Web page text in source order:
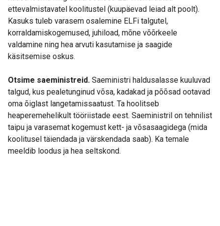
ettevalmistavatel koolitustel (kuupäevad leiad alt poolt).
Kasuks tuleb varasem osalemine ELFi talgutel,
korraldamiskogemused, juhiload, mõne võõrkeele
valdamine ning hea arvuti kasutamise ja saagide
käsitsemise oskus.
Otsime saeministreid. Saeministri haldusalasse kuuluvad
talgud, kus pealetunginud võsa, kadakad ja põõsad ootavad
oma õiglast langetamissaatust. Ta hoolitseb
heaperemehelikult tööriistade eest. Saeministril on tehnilist
taipu ja varasemat kogemust kett- ja võsasaagidega (mida
koolitusel täiendada ja värskendada saab). Ka temale
meeldib loodus ja hea seltskond.